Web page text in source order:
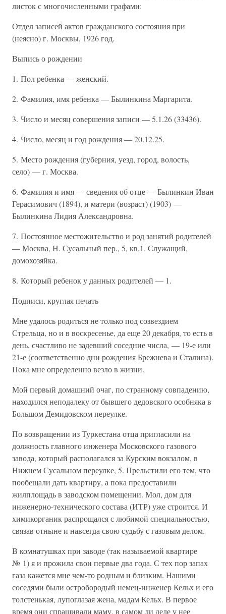
листок с многочисленными графами:
Отдел записей актов гражданского состояния при
(неясно) г. Москвы, 1926 год.
Выпись о рождении
1. Пол ребенка — женский.
2. Фамилия, имя ребенка — Былинкина Маргарита.
3. Число и месяц совершения записи — 5.1.26 (33436).
4. Число, месяц и год рождения — 20.12.25.
5. Место рождения (губерния, уезд, город, волость,
село) — г. Москва.
6. Фамилия и имя — сведения об отце — Былинкин Иван
Герасимович (1894), и матери (возраст) (1903) —
Былинкина Лидия Александровна.
7. Постоянное местожительство и род занятий родителей
— Москва, Н. Сусальный пер., 5, кв.1. Служащий,
домохозяйка.
8. Который ребенок у данных родителей — 1.
Подписи, круглая печать
Мне удалось родиться не только под созвездием
Стрельца, но и в воскресенье, да еще 20 декабря, то есть в
день, счастливо не задевший соседние числа, — 19-е или
21-е (соответственно дни рождения Брежнева и Сталина).
Пока мне определенно везло в жизни.
Мой первый домашний очаг, по странному совпадению,
находился неподалеку от бывшего дедовского особняка в
Большом Демидовском переулке.
По возвращении из Туркестана отца пригласили на
должность главного инженера Московского газового
завода, который располагался за Курским вокзалом, в
Нижнем Сусальном переулке, 5. Прельстили его тем, что
пообещали дать квартиру, а пока предоставили
жилплощадь в заводском помещении. Мол, дом для
инженерно-технического состава (ИТР) уже строится. И
химикорганик распрощался с любимой специальностью,
связав отныне и навсегда свою судьбу с газовым делом.
В комнатушках при заводе (так называемой квартире
№ 1) я и прожила свои первые два года. С тех пор запах
газа кажется мне чем-то родным и близким. Нашими
соседями были остробородый немец-инженер Кельх и его
толстенькая, лупоглазая жена, мадам Кельх. В первое
время они спрашивали маму, в самом ли деле у нее